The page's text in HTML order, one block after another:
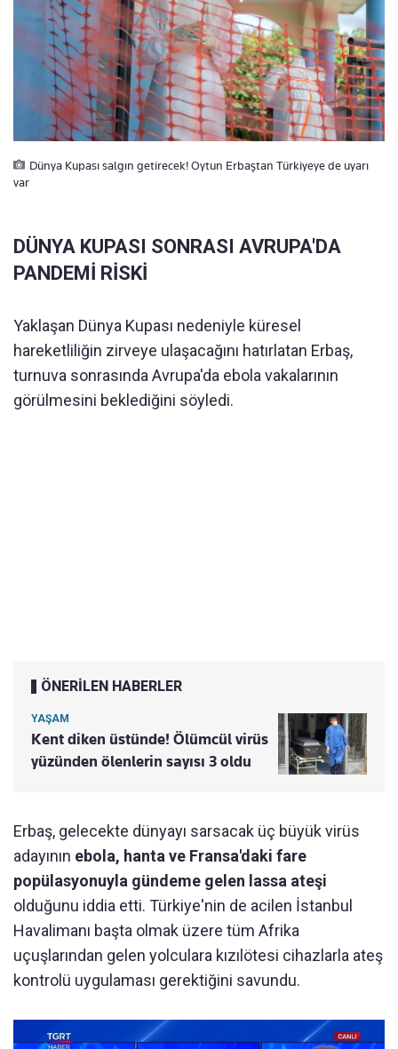
Dünya Kupası salgın getirecek! Oytun Erbaştan Türkiyeye de uyarı
var
DÜNYA KUPASI SONRASI AVRUPA'DA
PANDEMİ RİSKİ
Yaklaşan Dünya Kupası nedeniyle küresel
hareketliliğin zirveye ulaşacağını hatırlatan Erbaş,
turnuva sonrasında Avrupa'da ebola vakalarının
görülmesini beklediğini söyledi.
ÖNERİLEN HABERLER
YAŞAM
Kent diken üstünde! Ölümcül virüs
yüzünden ölenlerin sayısı 3 oldu
Erbaş, gelecekte dünyayı sarsacak üç büyük virüs
adayının ebola, hanta ve Fransa'daki fare
popülasyonuyla gündeme gelen lassa ateşi
olduğunu iddia etti. Türkiye'nin de acilen İstanbul
Havalimanı başta olmak üzere tüm Afrika
uçuşlarından gelen yolculara kızılötesi cihazlarla ateş
kontrolü uygulaması gerektiğini savundu.